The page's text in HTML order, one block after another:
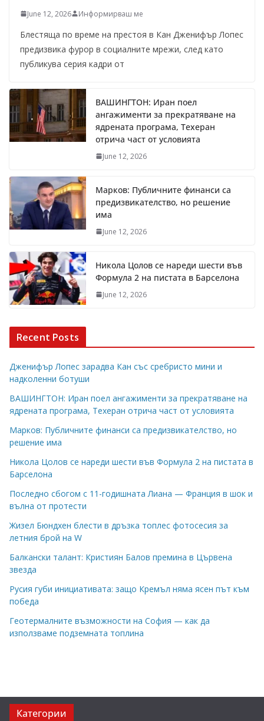
June 12, 2026 Информирваш ме
Блестяща по време на престоя в Кан Дженифър Лопес
предизвика фурор в социалните мрежи, след като
публикува серия кадри от
ВАШИНГТОН: Иран поел
ангажименти за прекратяване на
ядрената програма, Техеран
отрича част от условията
June 12, 2026
Марков: Публичните финанси са
предизвикателство, но решение
има
June 12, 2026
Никола Цолов се нареди шести във
Формула 2 на пистата в Барселона
June 12, 2026
Recent Posts
Дженифър Лопес зарадва Кан със сребристо мини и
надколенни ботуши
ВАШИНГТОН: Иран поел ангажименти за прекратяване на
ядрената програма, Техеран отрича част от условията
Марков: Публичните финанси са предизвикателство, но
решение има
Никола Цолов се нареди шести във Формула 2 на пистата в
Барселона
Последно сбогом с 11-годишната Лиана — Франция в шок и
вълна от протести
Жизел Бюндхен блести в дръзка топлес фотосесия за
летния брой на W
Балкански талант: Кристиян Балов премина в Цървена
звезда
Русия губи инициативата: защо Кремъл няма ясен път към
победа
Геотермалните възможности на София — как да
използваме подземната топлина
Категории